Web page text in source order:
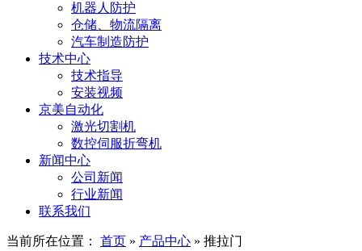
机器人防护
仓储、物流隔离
汽车制造防护
技术中心
技术指导
安装视频
京美自动化
激光切割机
数控伺服折弯机
新闻中心
公司新闻
行业新闻
联系我们
当前所在位置： 首页 » 产品中心 » 推拉门